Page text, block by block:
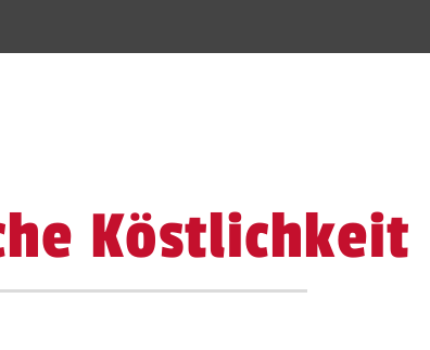
Köstlichkeit